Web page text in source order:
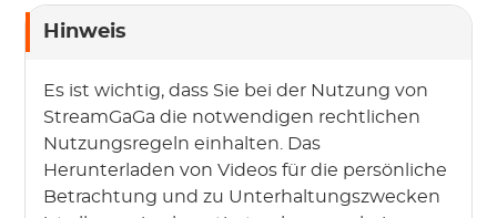
Hinweis
Es ist wichtig, dass Sie bei der Nutzung von
StreamGaGa die notwendigen rechtlichen
Nutzungsregeln einhalten. Das
Herunterladen von Videos für die persönliche
Betrachtung und zu Unterhaltungszwecken